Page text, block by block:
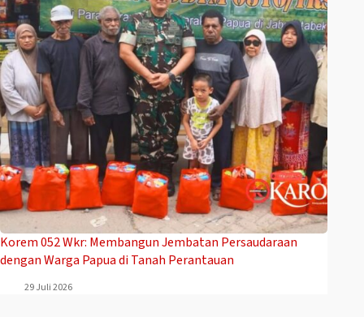
Korem 052 Wkr: Membangun Jembatan Persaudaraan
dengan Warga Papua di Tanah Perantauan
29 Juli 2026